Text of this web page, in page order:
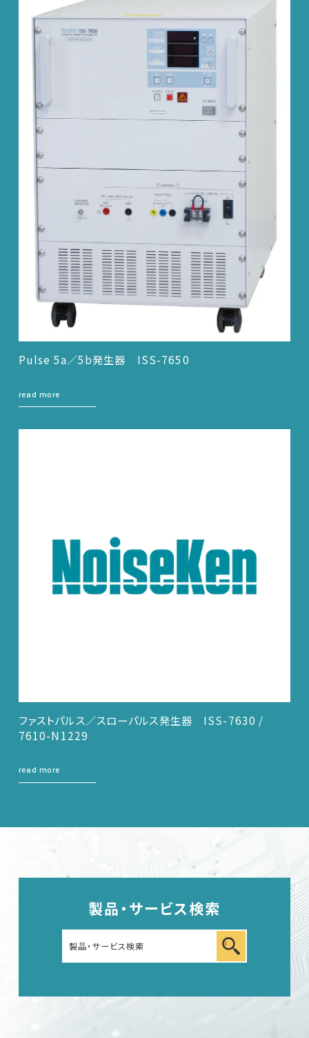
Pulse 5a／5b発生器 ISS-7650
read more
ファストパルス／スローパルス発生器 ISS-7630 /
7610-N1229
read more
製品・サービス検索